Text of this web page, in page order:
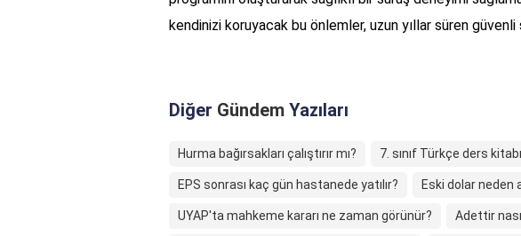
kendinizi koruyacak bu önlemler, uzun yıllar süren güvenli
Diğer Gündem Yazıları
Hurma bağırsakları çalıştırır mı? 7. sınıf Türkçe ders
EPS sonrası kaç gün hastanede yatılır? Eski dolar neden
UYAP'ta mahkeme kararı ne zaman görünür? Adettir